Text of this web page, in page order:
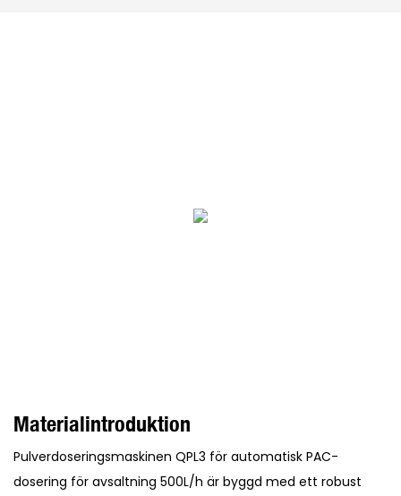
Materialintroduktion
Pulverdoseringsmaskinen QPL3 för automatisk PAC-
dosering för avsaltning 500L/h är byggd med ett robust